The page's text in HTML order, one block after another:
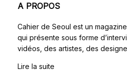
A PROPOS
Cahier de Seoul est un
qui présente sous forme
vidéos, des artistes, des
Lire la suite